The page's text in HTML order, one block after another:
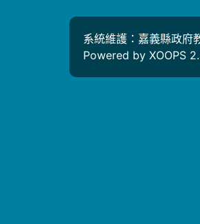
系統維護：嘉義縣政府
Powered by XOOPS